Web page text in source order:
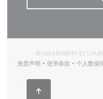
© 2026 ROBERT ET
免责声明
((在新窗口中打开))
使用条款
((在新窗口中打
个人数据